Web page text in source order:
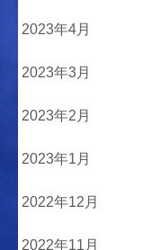
2023年4月
2023年3月
2023年2月
2023年1月
2022年12月
2022年11月